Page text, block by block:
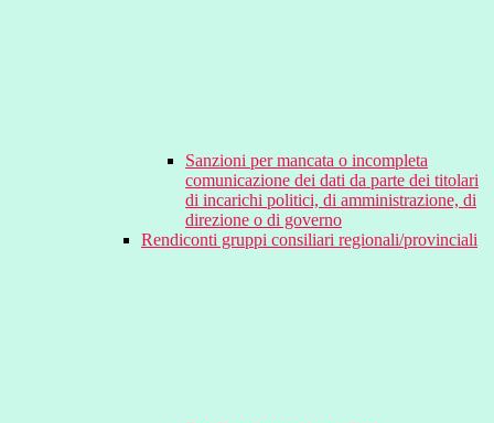
Sanzioni per mancata o incompleta
comunicazione dei dati da parte dei titolari
di incarichi politici, di amministrazione, di
direzione o di governo
Rendiconti gruppi consiliari regionali/provinciali